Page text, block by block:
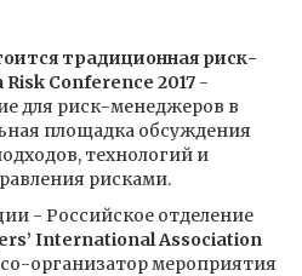
традиционная риск-
Conference 2017 -
для риск-менеджеров в
площадка обсуждения
технологий и
рисками.
- Российское отделение
International Association
организатор мероприятия